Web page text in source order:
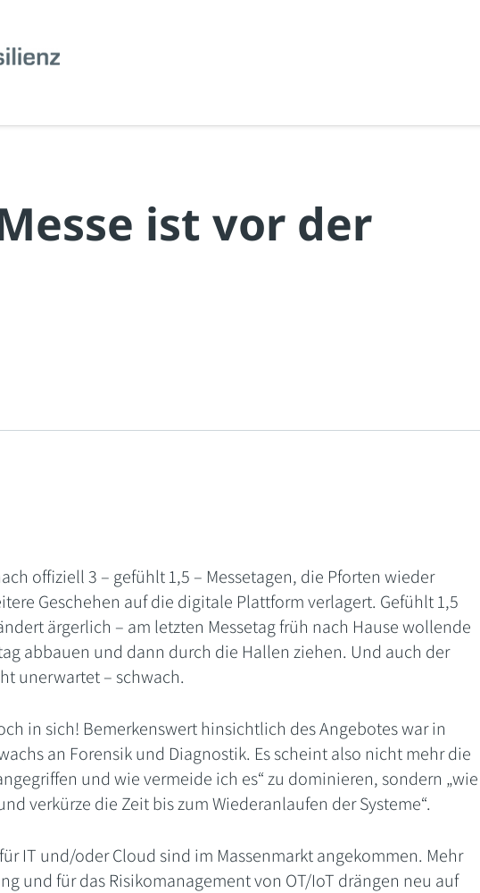
ist vor der
offiziell 3 – gefühlt 1,5 – Messetagen, die Pforten wieder
Geschehen auf die digitale Plattform verlagert. Gefühlt 1,5
ärgerlich – am letzten Messetag früh nach Hause wollende
abbauen und dann durch die Hallen ziehen. Und auch der
unerwartet – schwach.
in sich! Bemerkenswert hinsichtlich des Angebotes war in
an Forensik und Diagnostik. Es scheint also nicht mehr die
und wie vermeide ich es“ zu dominieren, sondern „wie
verkürze die Zeit bis zum Wiederanlaufen der Systeme“.
IT und/oder Cloud sind im Massenmarkt angekommen. Mehr
und für das Risikomanagement von OT/IoT drängen neu auf